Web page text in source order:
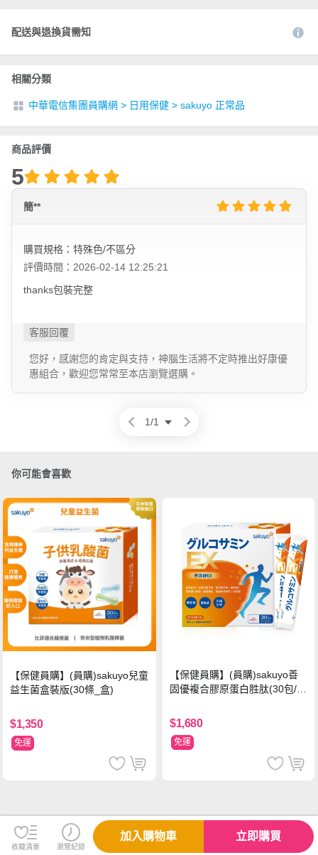
配送與退換貨需知
相關分類
中華電信集團員購網 > 日用保健 > sakuyo 正常品
商品評價
5
簡**
購買規格：特殊色/不區分
評價時間：2026-02-14 12:25:21
thanks包裝完整
您好，感謝您的肯定與支持，神腦生活將不定時推出好康優
惠組合，歡迎您常常至本店瀏覽選購。
1/1
你可能會喜歡
【保健員購】(員購)sakuyo兒童
益生菌盒裝版(30條_盒)
$1,350
免運
【保健員購】(員購)sakuyo善
固優複合膠原蛋白胜肽(30包/
$1,680
免運
收藏清單 瀏覽紀錄
加入購物車 立即購買